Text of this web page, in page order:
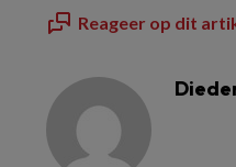
Reageer op dit